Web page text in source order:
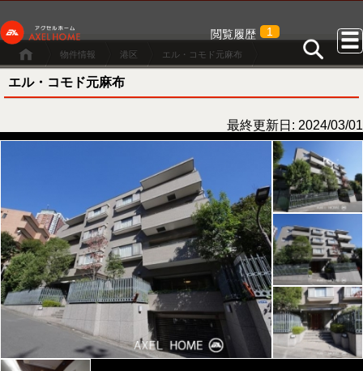
閲覧履歴 1
物件情報 港区 エル・コモド元麻布
エル・コモド元麻布
最終更新日: 2024/03/01